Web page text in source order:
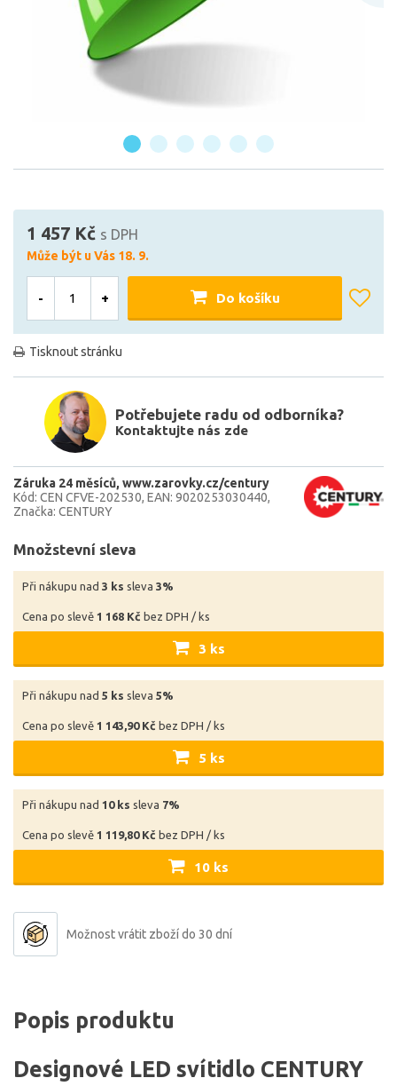
1 457 Kč s DPH
Může být u Vás 18. 9.
- + Do košíku
Tisknout stránku
Potřebujete radu od odborníka?
Kontaktujte nás zde
Záruka 24 měsíců www.zarovky.cz/century
Kód: CEN CFVE-202530 EAN: 9020253030440
Značka: CENTURY
Množstevní sleva
Při nákupu nad 3 ks sleva 3%
Cena po slevě 1 168 Kč bez DPH / ks
3 ks
Při nákupu nad 5 ks sleva 5%
Cena po slevě 1 143,90 Kč bez DPH / ks
5 ks
Při nákupu nad 10 ks sleva 7%
Cena po slevě 1 119,80 Kč bez DPH / ks
10 ks
Možnost vrátit zboží do 30 dní
Popis produktu
Designové LED svítidlo CENTURY